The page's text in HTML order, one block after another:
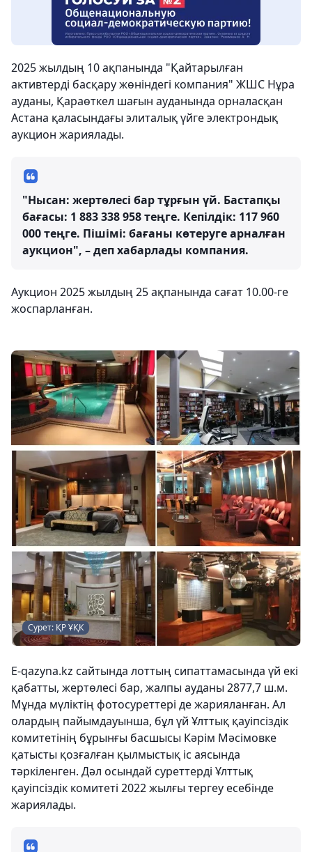
2025 жылдың 10 ақпанында "Қайтарылған
активтерді басқару жөніндегі компания" ЖШС Нұра
ауданы, Қараөткел шағын ауданында орналасқан
Астана қаласындағы элиталық үйге электрондық
аукцион жариялады.
"Нысан: жертөлесі бар тұрғын үй. Бастапқы
бағасы: 1 883 338 958 теңге. Кепілдік: 117 960
000 теңге. Пішімі: бағаны көтеруге арналған
аукцион", – деп хабарлады компания.
Аукцион 2025 жылдың 25 ақпанында сағат 10.00-ге
жоспарланған.
Сурет: ҚР ҰҚК
Е-qazyna.kz сайтында лоттың сипаттамасында үй екі
қабатты, жертөлесі бар, жалпы ауданы 2877,7 ш.м.
Мұнда мүліктің фотосуреттері де жарияланған. Ал
олардың пайымдауынша, бұл үй Ұлттық қауіпсіздік
комитетінің бұрынғы басшысы Кәрім Мәсімовке
қатысты қозғалған қылмыстық іс аясында
тәркіленген. Дәл осындай суреттерді Ұлттық
қауіпсіздік комитеті 2022 жылғы тергеу есебінде
жариялады.